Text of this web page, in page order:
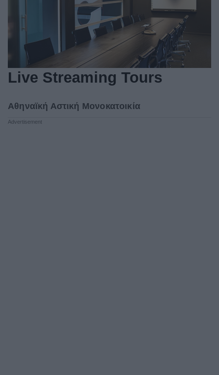
Live Streaming Tours
Aθηναϊκή Αστική Μονοκατοικία